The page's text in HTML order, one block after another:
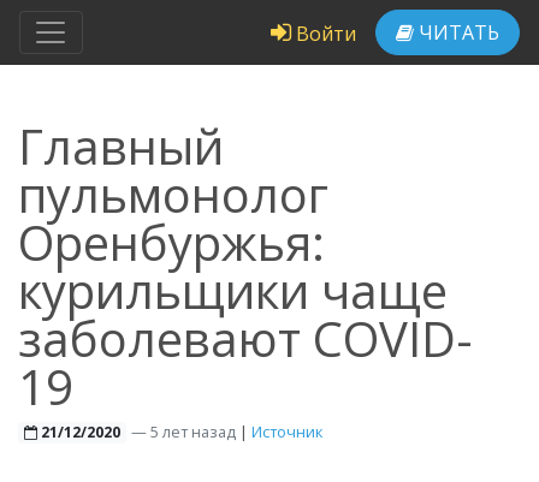
Войти ЧИТАТЬ
Главный
пульмонолог
Оренбуржья:
курильщики чаще
заболевают COVID-
19
21/12/2020 —5 лет назад | Источник